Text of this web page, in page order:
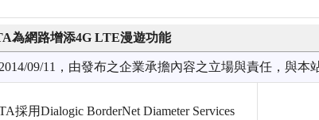
為網路增添4G LTE漫遊功能
09/11，由發布之企業承擔內容之立場與責任，與本
用Dialogic BorderNet Diameter Services